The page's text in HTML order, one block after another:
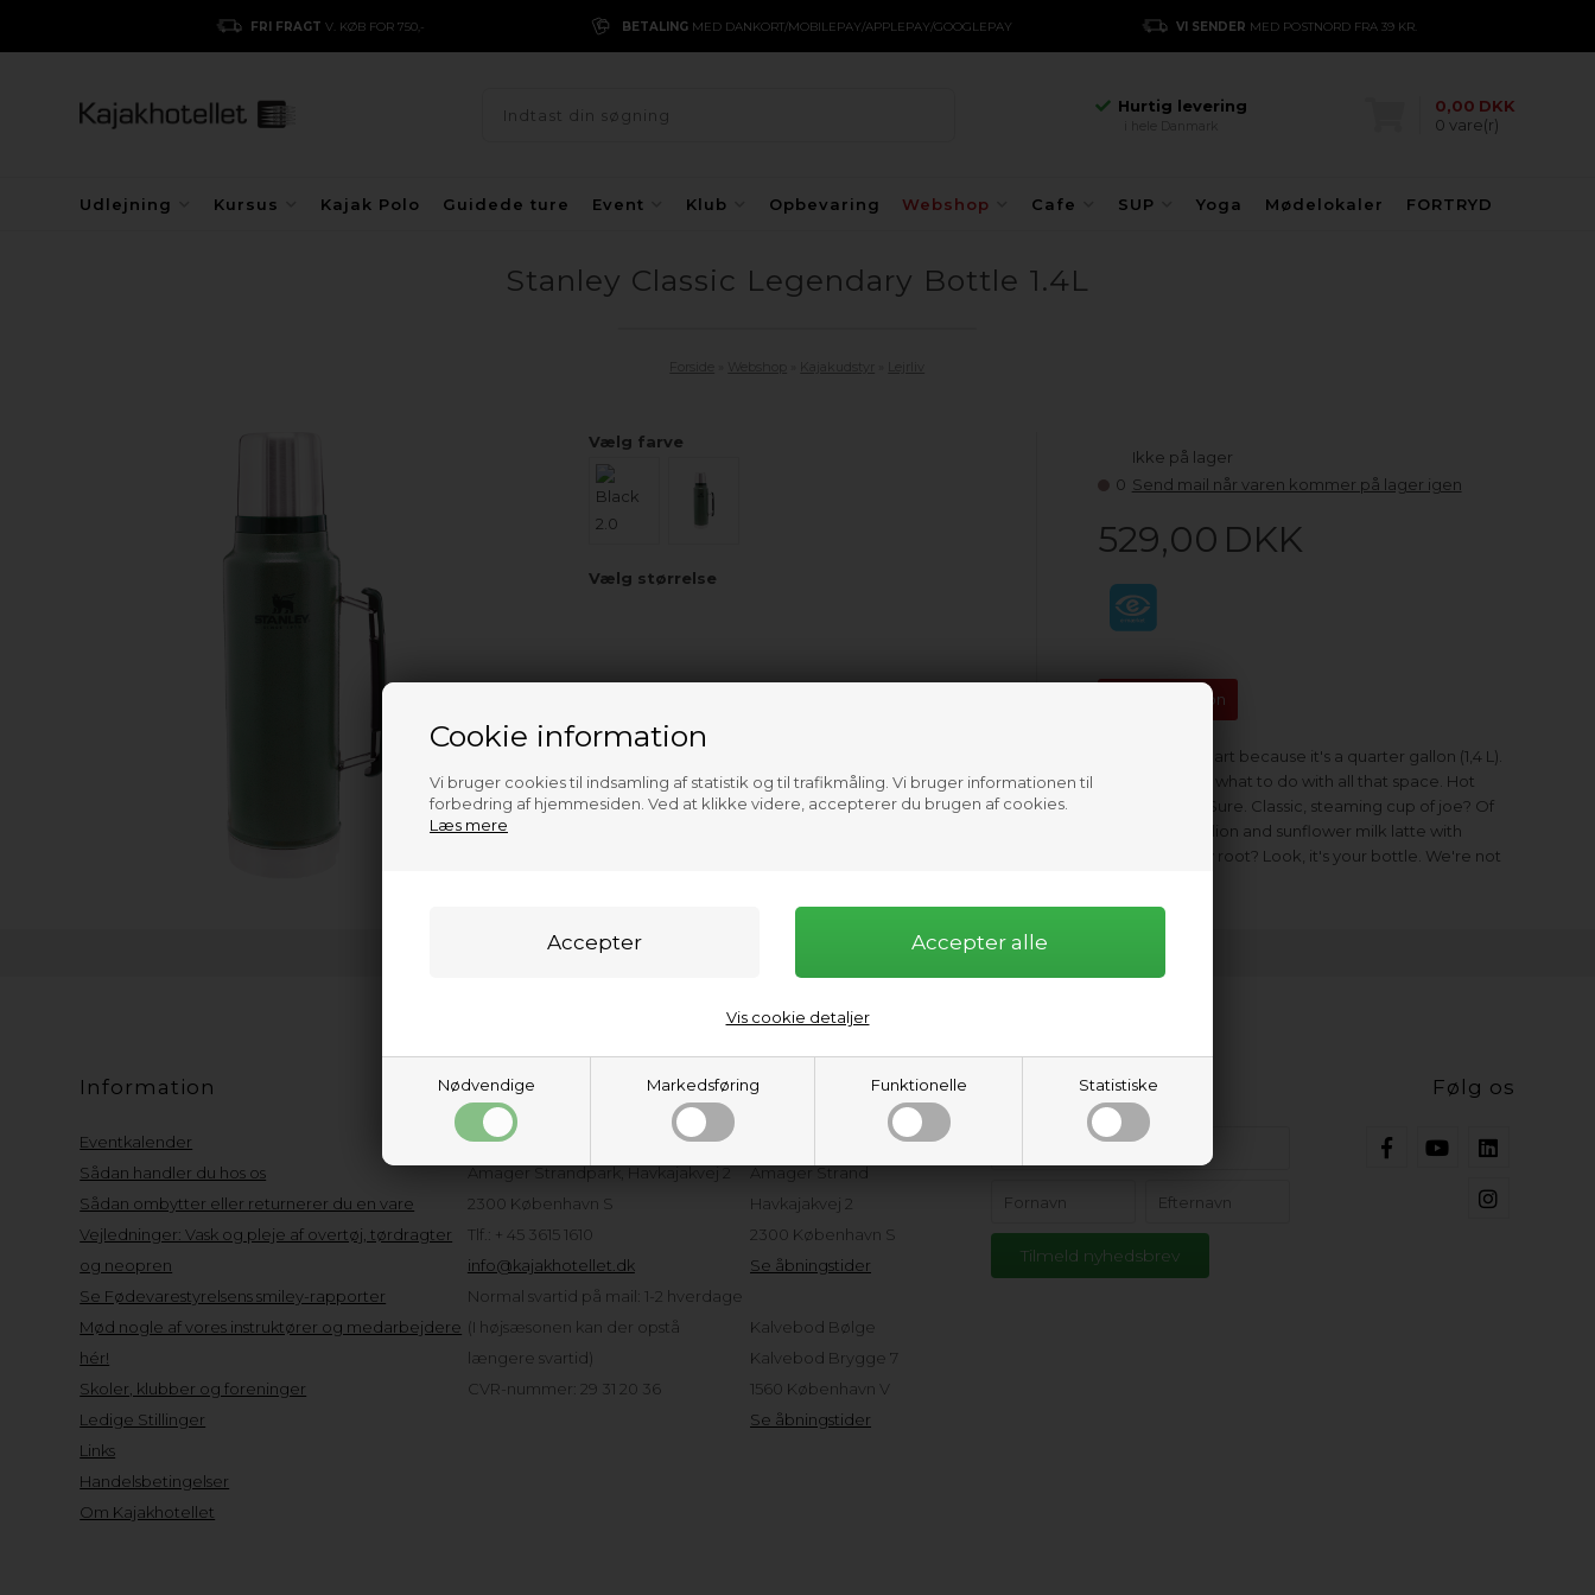
Cookie information
Vi bruger cookies til indsamling af statistik og til trafikmåling. Vi bruger informationen til
forbedring af hjemmesiden. Ved at klikke videre, accepterer du brugen af cookies.
Læs mere
Nødvendige Markedsføring Funktionelle Statistiske
Vis cookie detaljer
FRI FRAGT V. KØB FOR 750,- BETALING MED DANKORT/MOBILEPAY/APPLEPAY/GOOGLEPAY VI SENDER MED POSTNORD FRA 39 KR.
Hurtig levering
Hurtig levering
i hele Danmark
i hele Danmark
0,00 DKK
0 vare(r)
Udlejning Kursus Kajak Polo Guidede ture Event Klub Opbevaring Webshop Cafe SUP Yoga Mødelokaler FORTRYD
Stanley Classic Legendary Bottle 1.4L
Vælg farve
Vælg størrelse
0
Ikke på lager
Send mail når varen kommer på lager igen
529,00 DKK
Information
They call it a quart because it's a quarter gallon (1,4 L)
The question is what to do with all that space. Hot
mulled cider? Sure. Classic, steaming cup of joe? Of
course. Dandelion and sunflower milk latte with
shaved chicory root? Look, it's your bottle. We're not
Information
Eventkalender
Sådan handler du hos os
Sådan ombytter eller returnerer du en vare
Vejledninger: Vask og pleje af overtøj, tørdragter
og neopren
Se Fødevarestyrelsens smiley-rapporter
Mød nogle af vores instruktører og medarbejdere
hér!
Skoler, klubber og foreninger
Ledige Stillinger
Links
Handelsbetingelser
Om Kajakhotellet
Kundeservice
Kajakhotellet ApS
Amager Strandpark, Havkajakvej 2
2300 København S
Tlf.: + 45 3615 1610
info@kajakhotellet.dk
Normal svartid på mail: 1-2 hverdage
(I højsæsonen kan der opstå
længere svartid)
CVR-nummer: 29 31 20 36
Adresser og
åbningstider
Amager Strand
Havkajakvej 2
2300 København S
Se åbningstider
Kalvebod Bølge
Kalvebod Brygge 7
1560 København V
Se åbningstider
Hold dig opdateret Følg os